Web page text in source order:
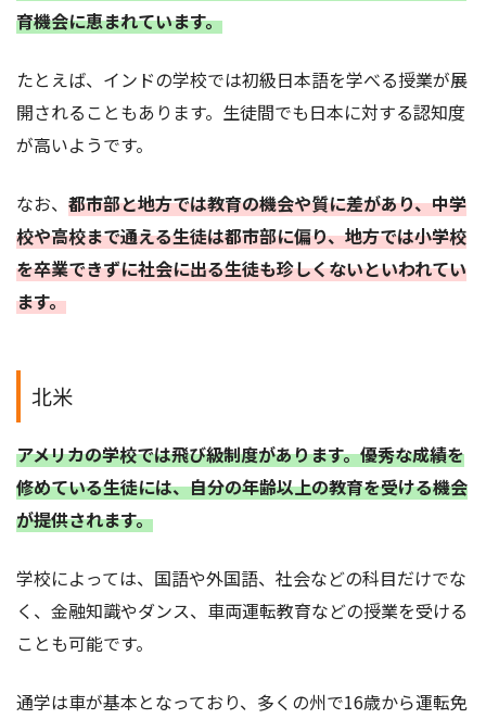
育機会に恵まれています。
たとえば、インドの学校では初級日本語を学べる授業が展
開されることもあります。生徒間でも日本に対する認知度
が高いようです。
なお、 都市部と地方では教育の機会や質に差があり、中学
校や高校まで通える生徒は都市部に偏り、地方では小学校
を卒業できずに社会に出る生徒も珍しくないといわれてい
ます。
北米
アメリカの学校では飛び級制度があります。優秀な成績を
修めている生徒には、自分の年齢以上の教育を受ける機会
が提供されます。
学校によっては、国語や外国語、社会などの科目だけでな
く、金融知識やダンス、車両運転教育などの授業を受ける
ことも可能です。
通学は車が基本となっており、多くの州で16歳から運転免